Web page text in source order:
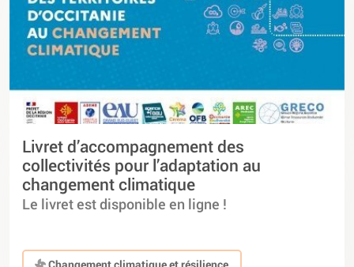
Livret d’accompagnement des
collectivités pour l’adaptation au
changement climatique
Le livret est disponible en ligne !